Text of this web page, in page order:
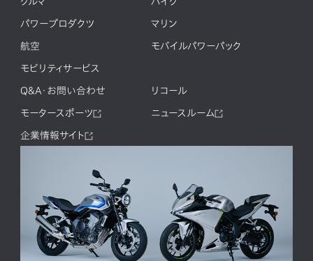
パワープロダクツ マリン
航空 モバイルパワーパック
モビリティサービス
Q&A・お問い合わせ リコール
モータースポーツ ニュースルーム
企業情報サイト